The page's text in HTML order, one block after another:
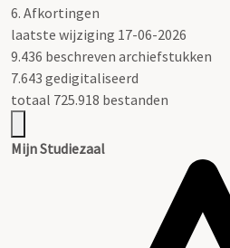
6. Afkortingen
laatste wijziging 17-06-2026
9.436 beschreven archiefstukken
7.643 gedigitaliseerd
totaal 725.918 bestanden
Mijn Studiezaal